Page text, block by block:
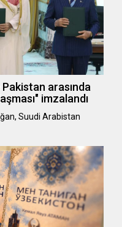
arasında
imzalandı
Suudi Arabistan